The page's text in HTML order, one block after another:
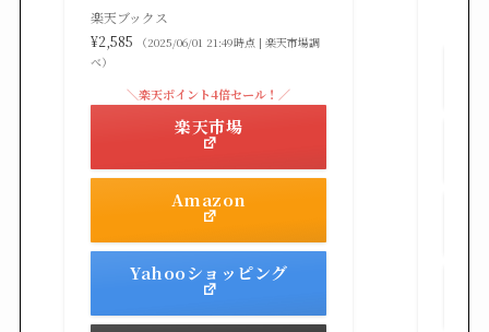
楽天ブックス
¥2,585
（2025/06/01 21:49時点 | 楽天市場調
べ）
Amazon
＼楽天ポイント4倍セール！／
楽天市場
Yahooショッピング